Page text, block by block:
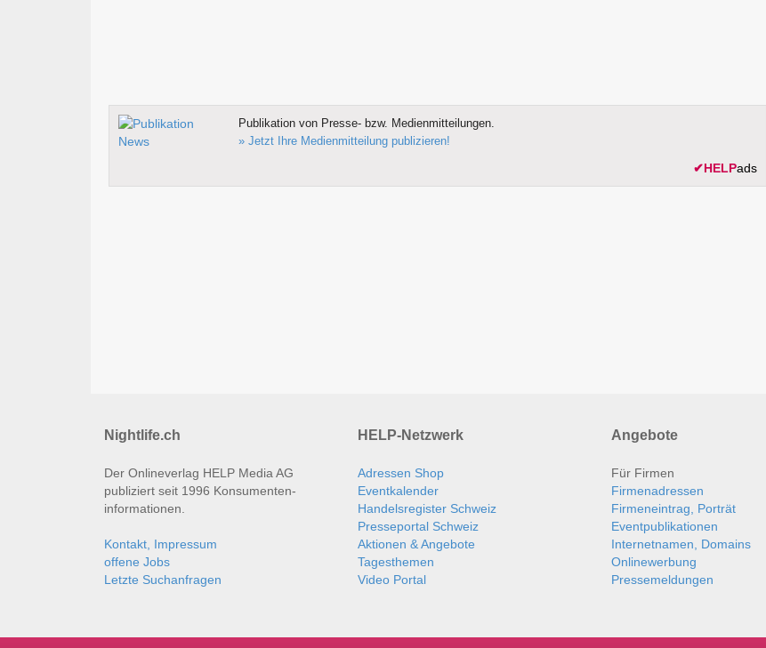
Publikation von Presse- bzw. Medienmitteilungen.
» Jetzt Ihre Medienmitteilung publizieren!
✔HELPads
Nightlife.ch
Der Onlineverlag HELP Media AG
publiziert seit 1996 Konsumenten­
informationen.
Kontakt, Impressum
offene Jobs
Letzte Suchanfragen
HELP-Netzwerk
Adressen Shop
Eventkalender
Handelsregister Schweiz
Presseportal Schweiz
Aktionen & Angebote
Tagesthemen
Video Portal
Angebote
Für Firmen
Firmenadressen
Firmeneintrag, Porträt
Eventpublikationen
Internetnamen, Domains
Onlinewerbung
Pressemeldungen